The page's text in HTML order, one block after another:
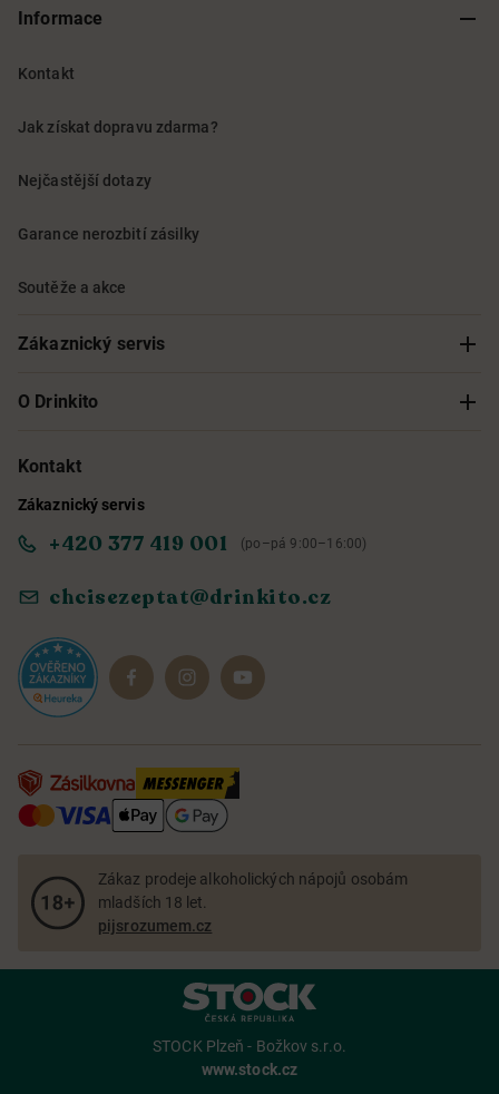
Informace
Kontakt
Jak získat dopravu zdarma?
Nejčastější dotazy
Garance nerozbití zásilky
Soutěže a akce
Zákaznický servis
Sledování objednávky
Obchodní podmínky
Reklamace a vrácení
O Drinkito
O nás
Informace o přístupnosti služby
Dárkové sady
Kontakt
Zákaznický servis
+420 377 419 001 (po–pá 9:00–16:00)
chcisezeptat@drinkito.cz
Zákaz prodeje alkoholických nápojů osobám
mladších 18 let.
pijsrozumem.cz
STOCK Plzeň - Božkov s.r.o.
www.stock.cz